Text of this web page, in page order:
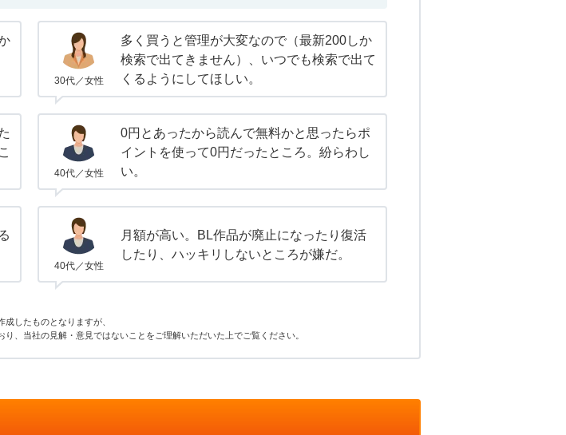
30代／女性
多く買うと管理が大変なので（最新200しか
検索で出てきません）、いつでも検索で出て
くるようにしてほしい。
40代／女性
0円とあったから読んで無料かと思ったらポ
イントを使って0円だったところ。紛らわし
い。
40代／女性
月額が高い。BL作品が廃止になったり復活
したり、ハッキリしないところが嫌だ。
したものとなりますが、
、当社の見解・意見ではないことをご理解いただいた上でご覧ください。